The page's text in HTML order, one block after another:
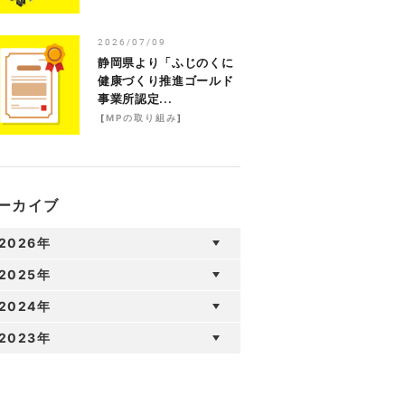
2026/07/09
静岡県より「ふじのくに
健康づくり推進ゴールド
事業所認定...
[MPの取り組み]
カイブ
年
年
年
年